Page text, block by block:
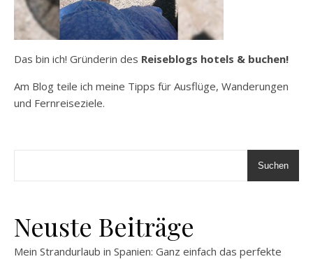
Das bin ich! Gründerin des Reiseblogs hotels & buchen!
Am Blog teile ich meine Tipps für Ausflüge, Wanderungen
und Fernreiseziele.
Suchen
Neuste Beiträge
Mein Strandurlaub in Spanien: Ganz einfach das perfekte